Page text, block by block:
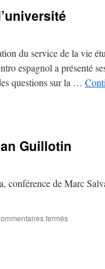
du service de la vie
espagnol a présenté
questions sur la …
Guillotin
conférence de Marc
fermés